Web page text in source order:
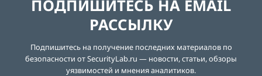
ПОДПИШИТЕСЬ НА EMAIL
РАССЫЛКУ
Подпишитесь на получение последних материалов по
безопасности от SecurityLab.ru — новости, статьи, обзоры
уязвимостей и мнения аналитиков.